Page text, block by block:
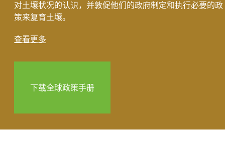
对土壤状况的认识，并敦促他们的政府制定和执行必要的政
策来复育土壤。
查看更多
下载全球政策手册